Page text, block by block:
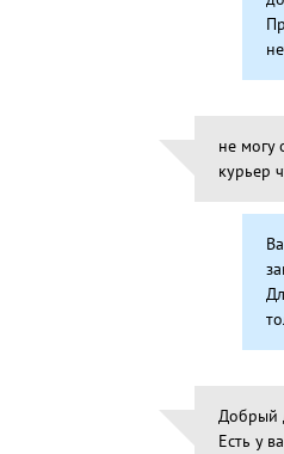
не могу
курьер
Добрый
Есть у